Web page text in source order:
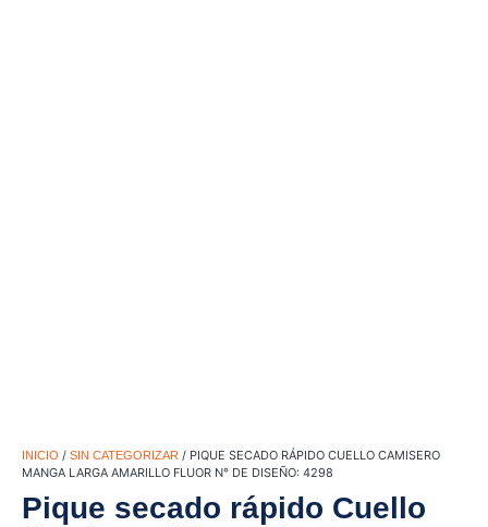
INICIO / SIN CATEGORIZAR / PIQUE SECADO RÁPIDO CUELLO CAMISERO
MANGA LARGA AMARILLO FLUOR N° DE DISEÑO: 4298
Pique secado rápido Cuello